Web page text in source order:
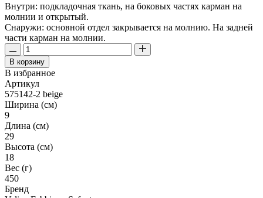
Внутри: подкладочная ткань, на боковых частях карман на
молнии и открытый.
Снаружи: основной отдел закрывается на молнию. На задней
части карман на молнии.
В корзину
В избранное
Артикул
575142-2 beige
Ширина (см)
9
Длина (см)
29
Высота (см)
18
Вес (г)
450
Бренд